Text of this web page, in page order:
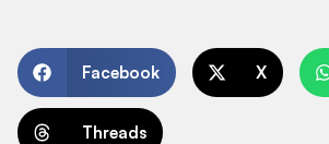
Facebook X
Threads